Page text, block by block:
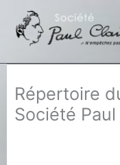
contenu
Répertoire
Société